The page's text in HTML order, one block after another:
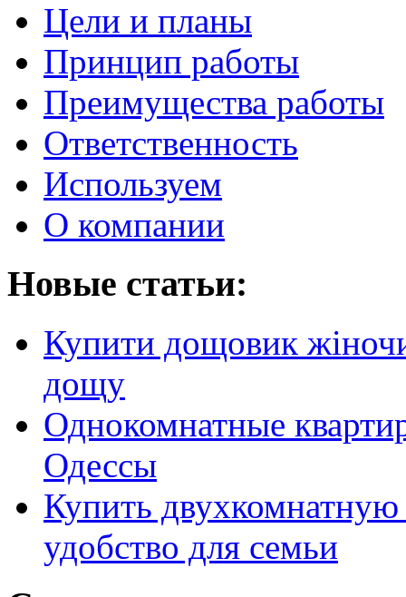
Цели и планы
Принцип работы
Преимущества работы
Ответственность
Используем
О компании
Новые статьи:
Купити дощовик
дощу
Однокомнатные
Одессы
Купить
удобство для семьи